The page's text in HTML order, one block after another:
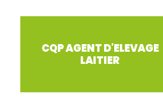
CQP AGENT D'ELEVAGE
LAITIER